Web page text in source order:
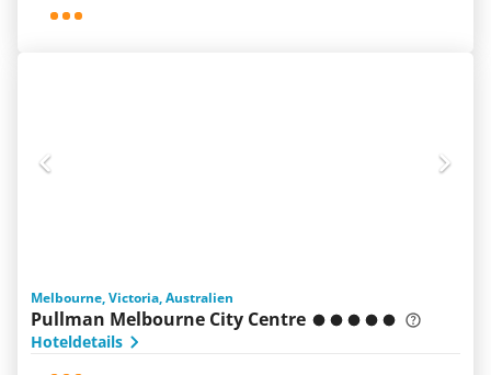
Melbourne, Victoria, Australien
Pullman Melbourne City Centre
Hoteldetails